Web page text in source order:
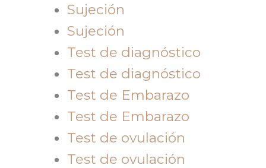
Sujeción
Sujeción
Test de diagnóstico
Test de diagnóstico
Test de Embarazo
Test de Embarazo
Test de ovulación
Test de ovulación